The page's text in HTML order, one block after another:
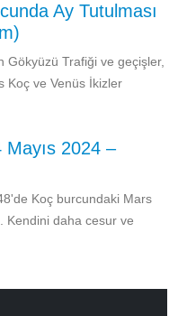
Ay Tutulması
Gökyüzü Trafiği ve geçişler,
Koç ve Venüs İkizler
2024 –
Koç burcundaki Mars
Kendini daha cesur ve